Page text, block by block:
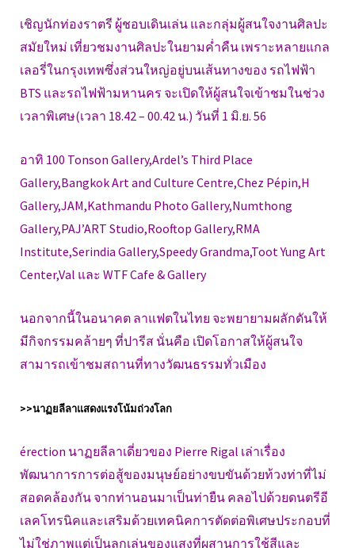
เชิญนักท่องราตรี ผู้ชอบเดินเล่น และกลุ่มผู้สนใจงานศิลปะ
สมัยใหม่ เที่ยวชมงานศิลปะในยามค่ำคืน เพราะหลายแกล
เลอรี่ในกรุงเทพซึ่งส่วนใหญ่อยู่บนเส้นทางของ รถไฟฟ้า
BTS และรถไฟฟ้ามหานคร จะเปิดให้ผู้สนใจเข้าชมในช่วง
เวลาพิเศษ(เวลา 18.42 – 00.42 น.) วันที่ 1 มิ.ย. 56
อาทิ 100 Tonson Gallery,Ardel’s Third Place
Gallery,Bangkok Art and Culture Centre,Chez Pépin,H
Gallery,JAM,Kathmandu Photo Gallery,Numthong
Gallery,PAJ’ART Studio,Rooftop Gallery,RMA
Institute,Serindia Gallery,Speedy Grandma,Toot Yung Art
Center,Val และ WTF Cafe & Gallery
นอกจากนี้ในอนาคต ลาแฟตในไทย จะพยายามผลักดันให้
มีกิจกรรมคล้ายๆ ที่ปารีส นั่นคือ เปิดโอกาสให้ผู้สนใจ
สามารถเข้าชมสถานที่ทางวัฒนธรรมทั่วเมือง
>>นาฏยลีลาแสดงแรงโน้มถ่วงโลก
érection นาฏยลีลาเดี่ยวของ Pierre Rigal เล่าเรื่อง
พัฒนาการการต่อสู้ของมนุษย์อย่างขบขันด้วยท้วงท่าที่ไม่
สอดคล้องกัน จากท่านอนมาเป็นท่ายืน คลอไปด้วยดนตรีอี
เลคโทรนิคและเสริมด้วยเทคนิคการตัดต่อพิเศษประกอบที่
ไม่ใช่ภาพแต่เป็นลูกเล่นของแสงที่ผสานการใช้สีและ